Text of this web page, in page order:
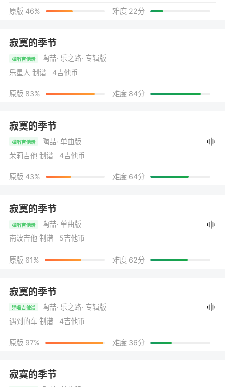
原版 46% 难度 22分
寂寞的季节
弹唱吉他谱 陶喆· 乐之路· 专辑版
乐星人 制谱 4吉他币
原版 83% 难度 84分
寂寞的季节
弹唱吉他谱 陶喆· 单曲版
茉莉吉他 制谱 4吉他币
原版 43% 难度 64分
寂寞的季节
弹唱吉他谱 陶喆· 单曲版
南波吉他 制谱 5吉他币
原版 61% 难度 62分
寂寞的季节
弹唱吉他谱 陶喆· 乐之路· 专辑版
遇到的车 制谱 4吉他币
原版 97% 难度 36分
寂寞的季节